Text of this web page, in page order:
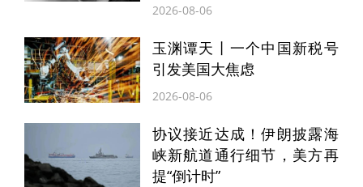
2026-08-06
玉渊谭天丨一个中国新税号
引发美国大焦虑
2026-08-06
协议接近达成！伊朗披露海
峡新航道通行细节，美方再
提“倒计时”